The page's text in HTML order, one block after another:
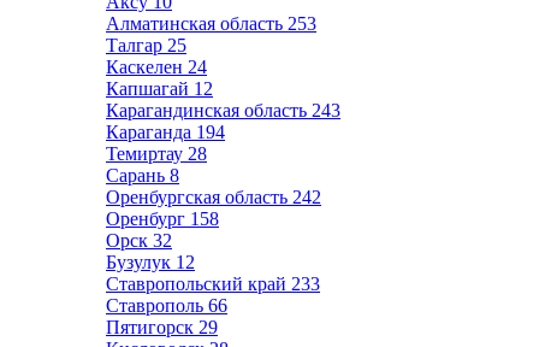
Алматинская область 253
Талгар 25
Каскелен 24
Капшагай 12
Карагандинская область 243
Караганда 194
Темиртау 28
Сарань 8
Оренбургская область 242
Оренбург 158
Орск 32
Бузулук 12
Ставропольский край 233
Ставрополь 66
Пятигорск 29